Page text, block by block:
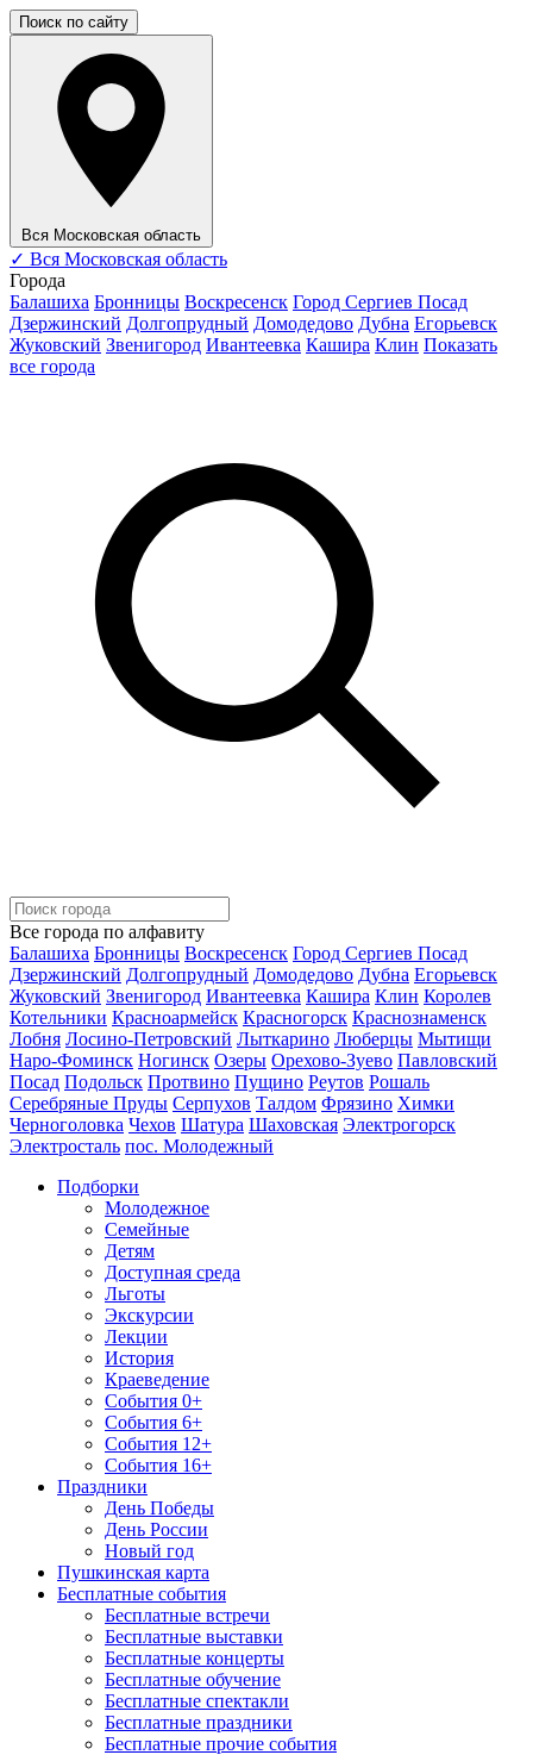
Поиск по сайту
Вся Московская область
✓ Вся Московская область
Города
Балашиха Бронницы Воскресенск Город Сергиев Посад
Дзержинский Долгопрудный Домодедово Дубна Егорьевск
Жуковский Звенигород Ивантеевка Кашира Клин Показать
все города
Все города по алфавиту
Балашиха Бронницы Воскресенск Город Сергиев Посад
Дзержинский Долгопрудный Домодедово Дубна Егорьевск
Жуковский Звенигород Ивантеевка Кашира Клин Королев
Котельники Красноармейск Красногорск Краснознаменск
Лобня Лосино-Петровский Лыткарино Люберцы Мытищи
Наро-Фоминск Ногинск Озеры Орехово-Зуево Павловский
Посад Подольск Протвино Пущино Реутов Рошаль
Серебряные Пруды Серпухов Талдом Фрязино Химки
Черноголовка Чехов Шатура Шаховская Электрогорск
Электросталь пос. Молодежный
Подборки
Молодежное
Семейные
Детям
Доступная среда
Льготы
Экскурсии
Лекции
История
Краеведение
События 0+
События 6+
События 12+
События 16+
Праздники
День Победы
День России
Новый год
Пушкинская карта
Бесплатные события
Бесплатные встречи
Бесплатные выставки
Бесплатные концерты
Бесплатные обучение
Бесплатные спектакли
Бесплатные праздники
Бесплатные прочие события